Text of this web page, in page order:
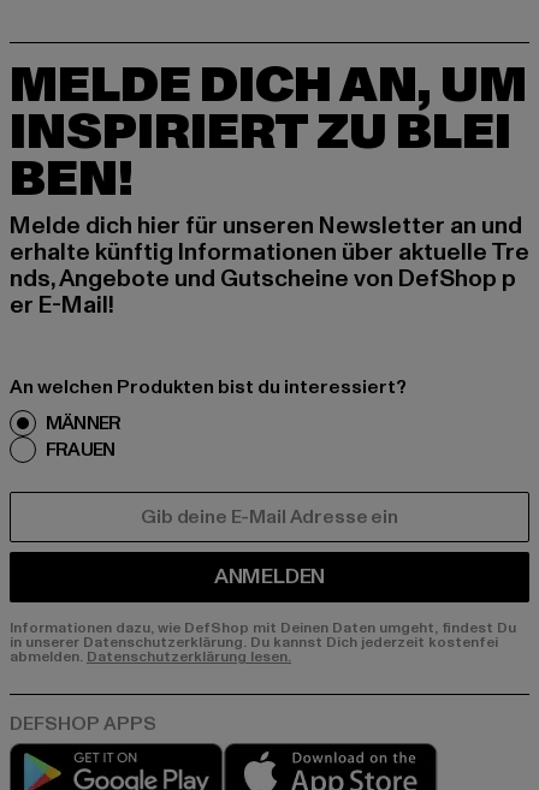
MELDE DICH AN, UM
INSPIRIERT ZU BLEI
BEN!
Melde dich hier für unseren Newsletter an und
erhalte künftig Informationen über aktuelle Tre
nds, Angebote und Gutscheine von DefShop p
er E-Mail!
An welchen Produkten bist du interessiert?
MÄNNER
FRAUEN
ANMELDEN
Informationen dazu, wie DefShop mit Deinen Daten umgeht, findest Du
in unserer Datenschutzerklärung. Du kannst Dich jederzeit kostenfei
abmelden. Datenschutzerklärung lesen.
Play market